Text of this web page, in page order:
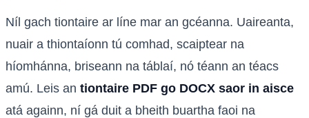
Níl gach tiontaire ar líne mar an gcéanna. Uaireanta,
nuair a thiontaíonn tú comhad, scaiptear na
híomhánna, briseann na táblaí, nó téann an téacs
amú. Leis an tiontaire PDF go DOCX saor in aisce
atá againn, ní gá duit a bheith buartha faoi na